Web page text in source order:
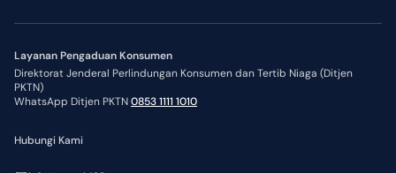
Layanan Pengaduan Konsumen
Direktorat Jenderal Perlindungan Konsumen dan Tertib Niaga (Ditjen
PKTN)
WhatsApp Ditjen PKTN0853 1111 1010
Hubungi Kami